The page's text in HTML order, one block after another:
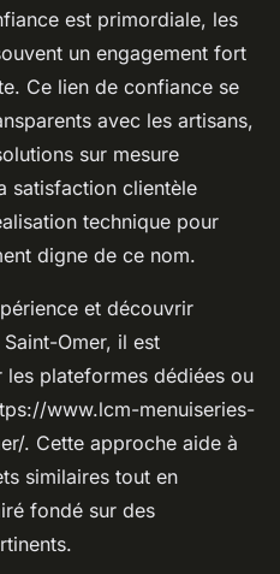
est primordiale, les
un engagement fort
Ce lien de confiance se
avec les artisans,
sur mesure
satisfaction clientèle
technique pour
digne de ce nom.
et découvrir
Omer, il est
plateformes dédiées ou
www.lcm-menuiseries-
. Cette approche aide à
similaires tout en
fondé sur des